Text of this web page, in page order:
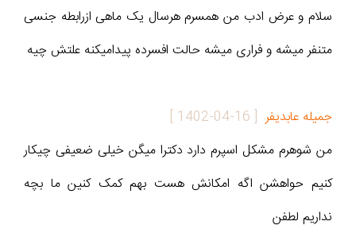
سلام و عرض ادب من همسرم هرسال یک ماهی ازرابطه جنسی
متنفر میشه و فراری میشه حالت افسرده پیدامیکنه علتش چیه
جمیله عابدیفر [
1402-04-16
]
من شوهرم مشکل اسپرم دارد دکترا میگن خیلی ضعیفی چیکار
کنیم حواهشن اگه امکانش هست بهم کمک کنین ما بچه
نداریم لطفن